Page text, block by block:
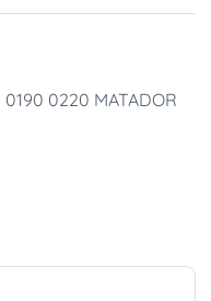
0220 MATADOR